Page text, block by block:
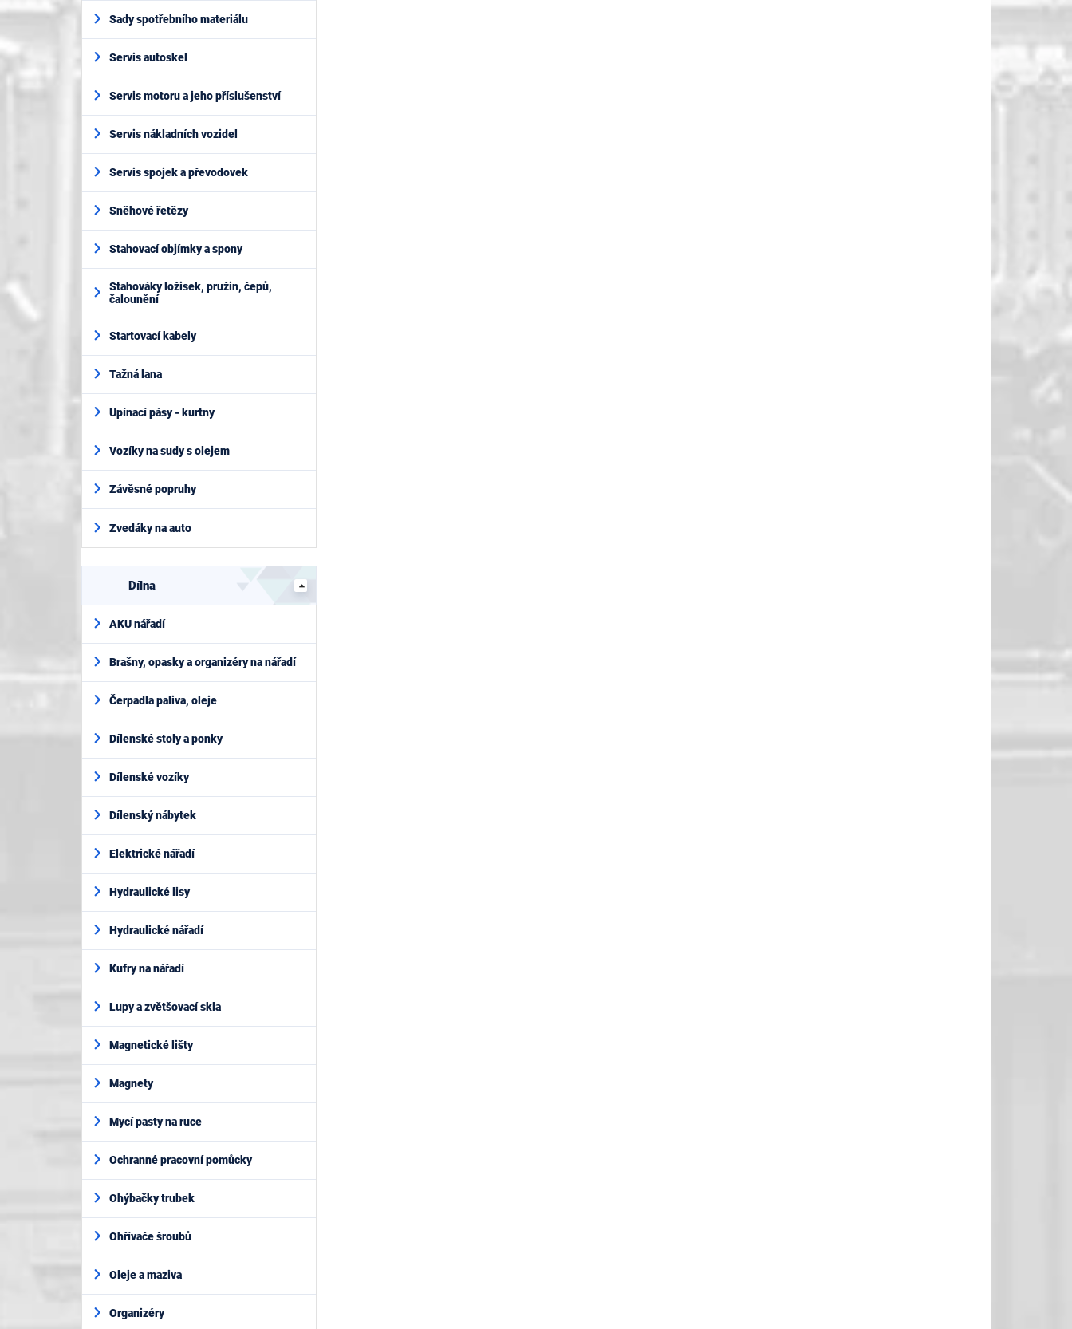
Sady spotřebního materiálu
Servis autoskel
Servis motoru a jeho příslušenství
Servis nákladních vozidel
Servis spojek a převodovek
Sněhové řetězy
Stahovací objímky a spony
Stahováky ložisek, pružin, čepů,
čalounění
Startovací kabely
Tažná lana
Upínací pásy - kurtny
Vozíky na sudy s olejem
Závěsné popruhy
Zvedáky na auto
Dílna
AKU nářadí
Brašny, opasky a organizéry na nářadí
Čerpadla paliva, oleje
Dílenské stoly a ponky
Dílenské vozíky
Dílenský nábytek
Elektrické nářadí
Hydraulické lisy
Hydraulické nářadí
Kufry na nářadí
Lupy a zvětšovací skla
Magnetické lišty
Magnety
Mycí pasty na ruce
Ochranné pracovní pomůcky
Ohýbačky trubek
Ohřívače šroubů
Oleje a maziva
Organizéry